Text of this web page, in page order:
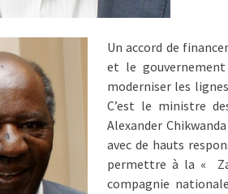
Un accord de
et le
moderniser les
C’est le ministre
Alexander
avec de hauts
permettre à la «
compagnie